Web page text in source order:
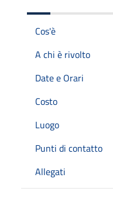
Cos'è
A chi è rivolto
Date e Orari
Costo
Luogo
Punti di contatto
Allegati